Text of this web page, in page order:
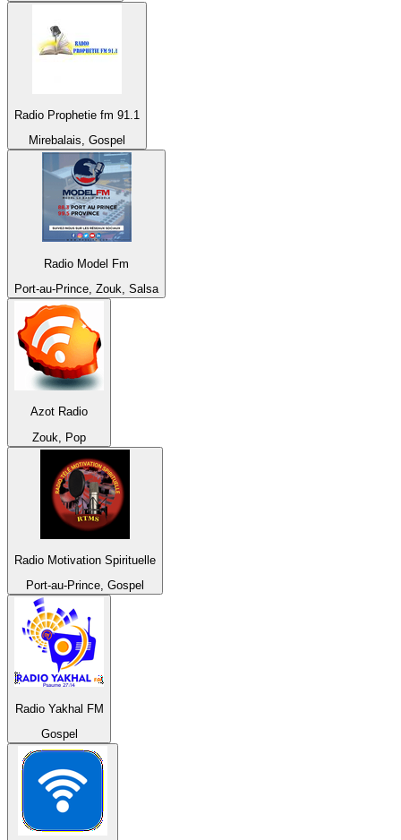
Radio Prophetie fm 91.1
Mirebalais, Gospel
Radio Model Fm
Port-au-Prince, Zouk, Salsa
Azot Radio
Zouk, Pop
Radio Motivation Spirituelle
Port-au-Prince, Gospel
Radio Yakhal FM
Gospel